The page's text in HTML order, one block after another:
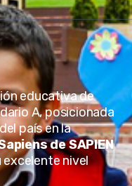
educativa de
A, posicionada
país en la
de SAPIEN
nivel